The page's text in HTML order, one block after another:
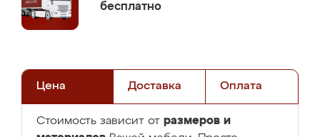
бесплатно
Цена Доставка Оплата
Стоимость зависит от размеров и